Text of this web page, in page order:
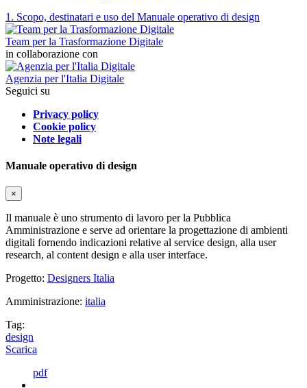
1. Scopo, destinatari e uso del Manuale operativo di design
Team per la Trasformazione Digitale
in collaborazione con
Agenzia per l'Italia Digitale
Seguici su
Privacy policy
Cookie policy
Note legali
Manuale operativo di design
×
Il manuale è uno strumento di lavoro per la Pubblica
Amministrazione e serve ad orientare la progettazione di ambienti
digitali fornendo indicazioni relative al service design, alla user
research, al content design e alla user interface.
Progetto: Designers Italia
Amministrazione: italia
Tag:
design
Scarica
pdf